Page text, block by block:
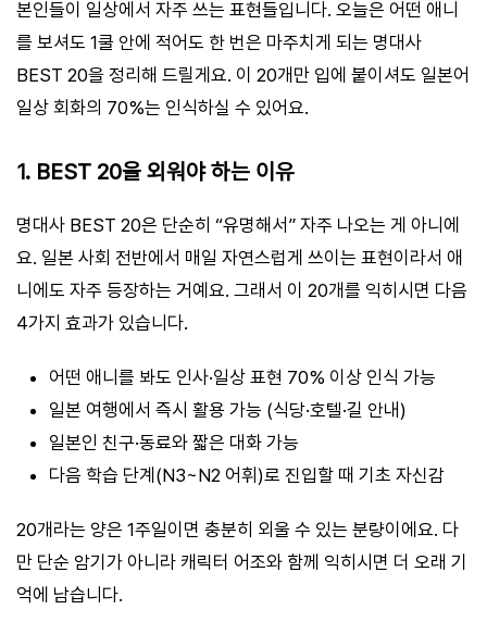
본인들이 일상에서 자주 쓰는 표현들입니다. 오늘은 어떤 애니
를 보셔도 1쿨 안에 적어도 한 번은 마주치게 되는 명대사
BEST 20을 정리해 드릴게요. 이 20개만 입에 붙이셔도 일본어
일상 회화의 70%는 인식하실 수 있어요.
1. BEST 20을 외워야 하는 이유
명대사 BEST 20은 단순히 “유명해서” 자주 나오는 게 아니에
요. 일본 사회 전반에서 매일 자연스럽게 쓰이는 표현이라서 애
니에도 자주 등장하는 거예요. 그래서 이 20개를 익히시면 다음
4가지 효과가 있습니다.
어떤 애니를 봐도 인사·일상 표현 70% 이상 인식 가능
일본 여행에서 즉시 활용 가능 (식당·호텔·길 안내)
일본인 친구·동료와 짧은 대화 가능
다음 학습 단계(N3~N2 어휘)로 진입할 때 기초 자신감
20개라는 양은 1주일이면 충분히 외울 수 있는 분량이에요. 다
만 단순 암기가 아니라 캐릭터 어조와 함께 익히시면 더 오래 기
억에 남습니다.